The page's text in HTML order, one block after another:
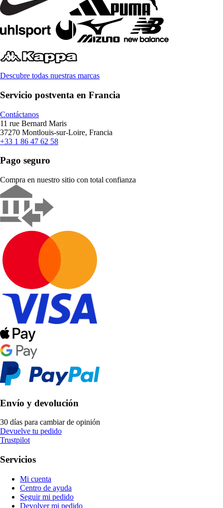
Descubre todas nuestras marcas
Servicio postventa en Francia
Contáctanos
11 rue Bernard Maris
37270 Montlouis-sur-Loire, Francia
+33 1 86 47 62 58
Pago seguro
Compra en nuestro sitio con total confianza
Envío y devolución
30 días para cambiar de opinión
Devuelve tu pedido
Trustpilot
Servicios
Mi cuenta
Centro de ayuda
Seguir mi pedido
Devolver mi pedido